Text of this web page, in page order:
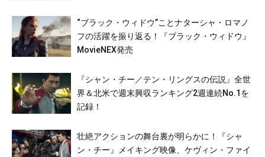
“ブラック・ウィドウ”ことナターシャ・ロマノ
フの活躍を振り返る！『ブラック・ウィドウ』
MovieNEX発売
『シャン・チー／テン・リングスの伝説』全世
界＆北米で週末興収ランキング2週連続No.1を
記録！
壮絶アクションの舞台裏が明らかに！『シャ
ン・チー』メイキング映像、ケヴィン・ファイ